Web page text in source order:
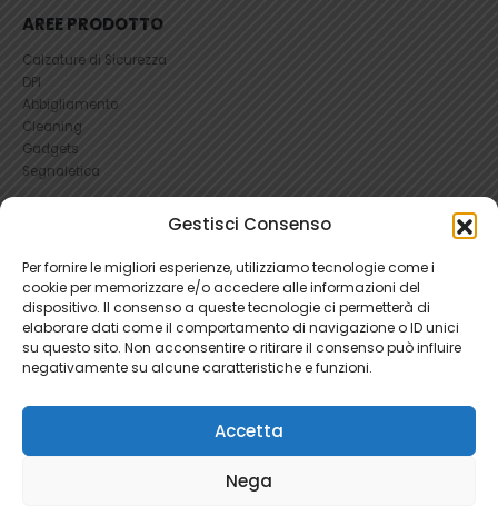
Gestisci Consenso
Per fornire le migliori esperienze, utilizziamo tecnologie come i
cookie per memorizzare e/o accedere alle informazioni del
dispositivo. Il consenso a queste tecnologie ci permetterà di
elaborare dati come il comportamento di navigazione o ID unici
su questo sito. Non acconsentire o ritirare il consenso può influire
negativamente su alcune caratteristiche e funzioni.
Accetta
Nega
AREE PRODOTTO
Calzature di Sicurezza
DPI
Abbigliamento
Cleaning
Gadgets
Segnaletica
RICHIEDI UN RESO
Condizioni e Resi
FAQ Antinfortunistica
Richiesta Reso
CookieePrivacy